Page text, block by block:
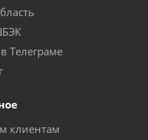
Телеграме
клиентам